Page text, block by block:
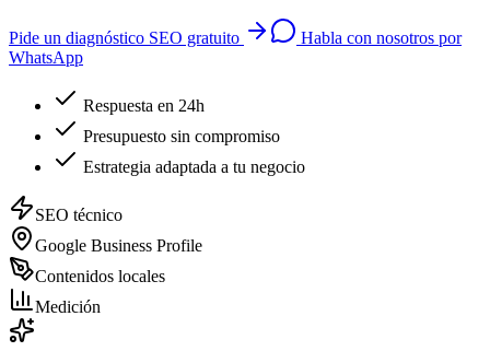
Pide un diagnóstico SEO gratuito
Habla con nosotros por
WhatsApp
Respuesta en 24h
Presupuesto sin compromiso
Estrategia adaptada a tu negocio
SEO técnico
Google Business Profile
Contenidos locales
Medición